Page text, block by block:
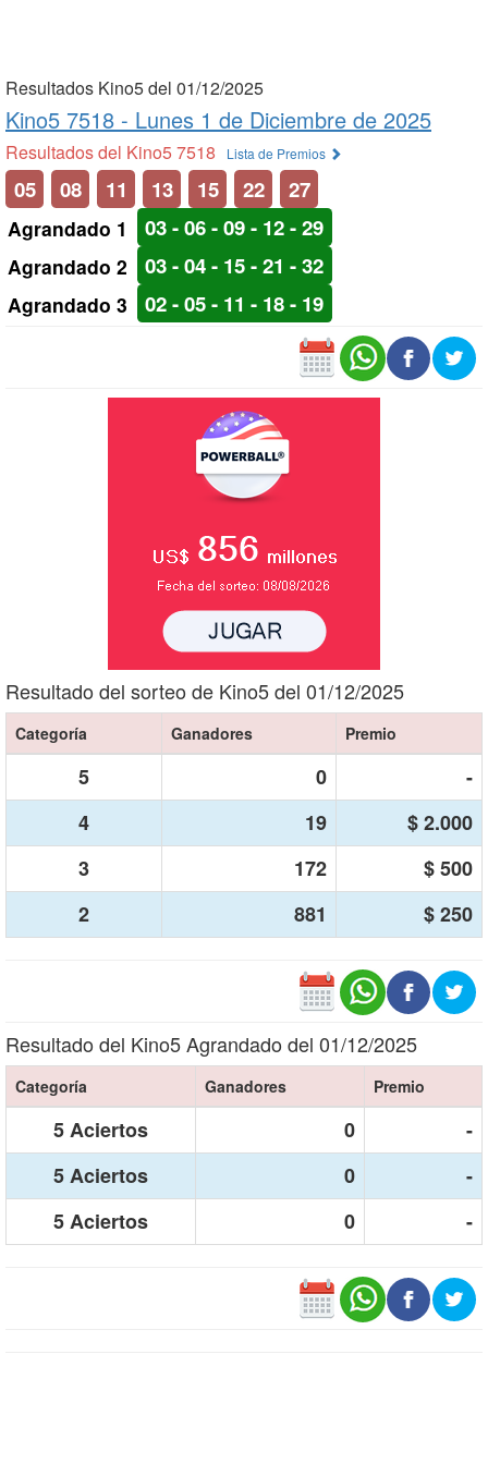
Resultados Kino5 del 01/12/2025
Kino5 7518 - Lunes 1 de Diciembre de 2025
Resultados del Kino5 7518 Lista de Premios
05 08 11 13 15 22 27
Agrandado 1 03 - 06 - 09 - 12 - 29
Agrandado 2 03 - 04 - 15 - 21 - 32
Agrandado 3 02 - 05 - 11 - 18 - 19
Resultado del sorteo de Kino5 del 01/12/2025
Categoría Ganadores Premio
5 0
-
4
19
$ 2.000
3
172
$ 500
2
881 $ 250
Resultado del Kino5 Agrandado del 01/12/2025
Categoría Ganadores Premio
5 Aciertos 0
-
5 Aciertos
0
-
5 Aciertos
0 -